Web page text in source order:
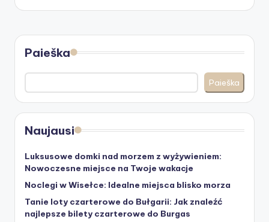
Paieška
Paieška
Naujausi
Luksusowe domki nad morzem z wyżywieniem:
Nowoczesne miejsce na Twoje wakacje
Noclegi w Wisełce: Idealne miejsca blisko morza
Tanie loty czarterowe do Bułgarii: Jak znaleźć
najlepsze bilety czarterowe do Burgas